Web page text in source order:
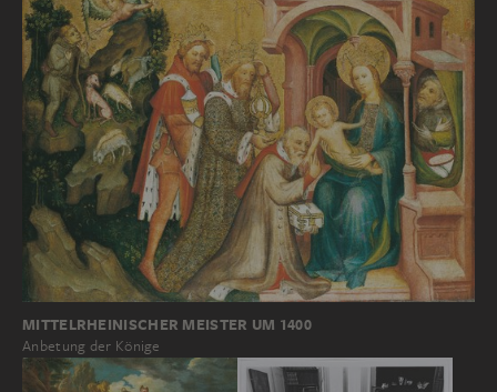
MITTELRHEINISCHER MEISTER UM 1400
Anbetung der Könige